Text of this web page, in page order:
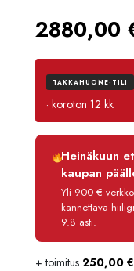
2880,00
TAKKAHUONE-TILI
· koroton 12 kk
Luottoaika
Korko
Käsittelymaksu
Maksettava
Heinäkuun
kaupan
Yli 900 €
kannettava
9.8 asti.
+ toimitus 250,00 €